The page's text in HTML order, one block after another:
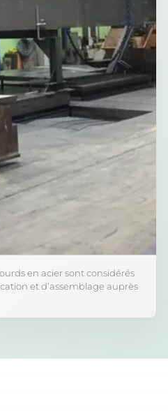
en acier sont considérés
et d’assemblage auprès